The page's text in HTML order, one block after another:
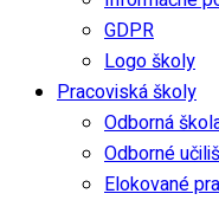
GDPR
Logo školy
Pracoviská školy
Odborná
Odborné
Elokované